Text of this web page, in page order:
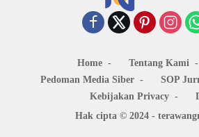
Home Tentang Kami
Pedoman Media Siber
SOP
Kebijakan Privacy
Hak cipta © 2024 -